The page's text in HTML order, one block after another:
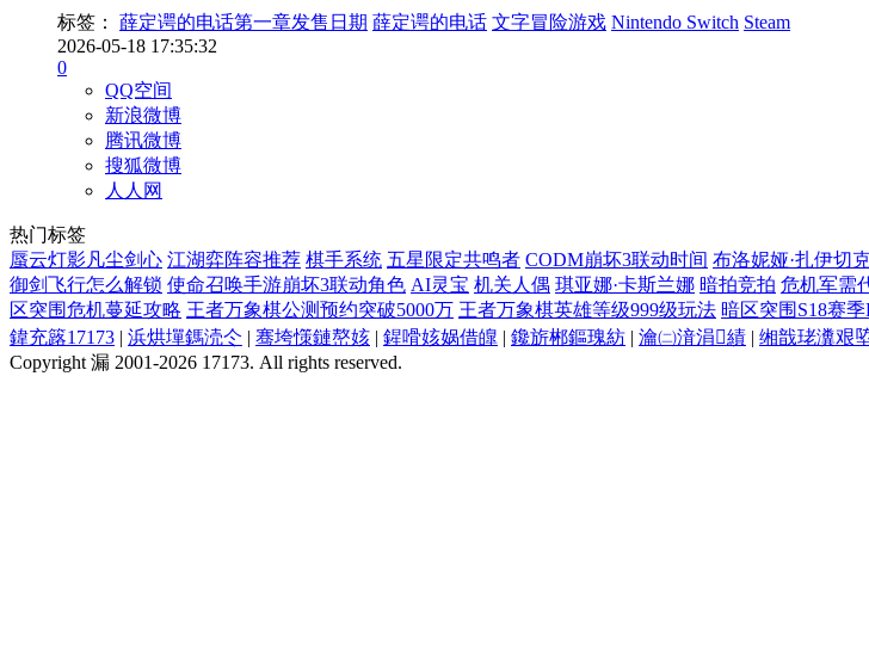
标签： 薛定谔的电话第一章发售日期 薛定谔的电话 文字冒险游戏 Nintendo Switch Steam
2026-05-18 17:35:32
0
QQ空间
新浪微博
腾讯微博
搜狐微博
人人网
热门标签
蜃云灯影凡尘剑心 江湖弈阵容推荐 棋手系统 五星限定共鸣者 CODM崩坏3联动时间 布洛妮娅·扎伊切
御剑飞行怎么解锁 使命召唤手游崩坏3联动角色 AI灵宝 机关人偶 琪亚娜·卡斯兰娜 暗拍竞拍 危机军需
区突围危机蔓延攻略 王者万象棋公测预约突破5000万 王者万象棋英雄等级999级玩法 暗区突围S18赛
鍏充簬17173 | 浜烘墠鎷涜仒 | 骞垮憡鏈嶅姟 | 鍟嗗姟娲借皥 | 鑱旂郴鏂瑰紡 | 瀹㈡湇涓績 | 缃戠珯瀵艰
Copyright 漏 2001-2026 17173. All rights reserved.